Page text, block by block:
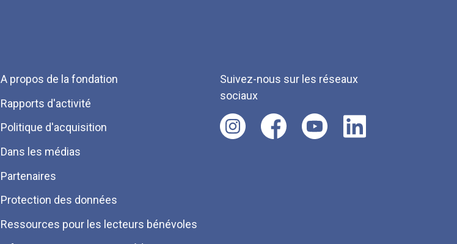
Menu
Pied
de
page
A propos de la fondation
Rapports d'activité
Politique d'acquisition
Dans les médias
Partenaires
Protection des données
Ressources pour les lecteurs bénévoles
Suivez-nous sur les réseaux
sociaux